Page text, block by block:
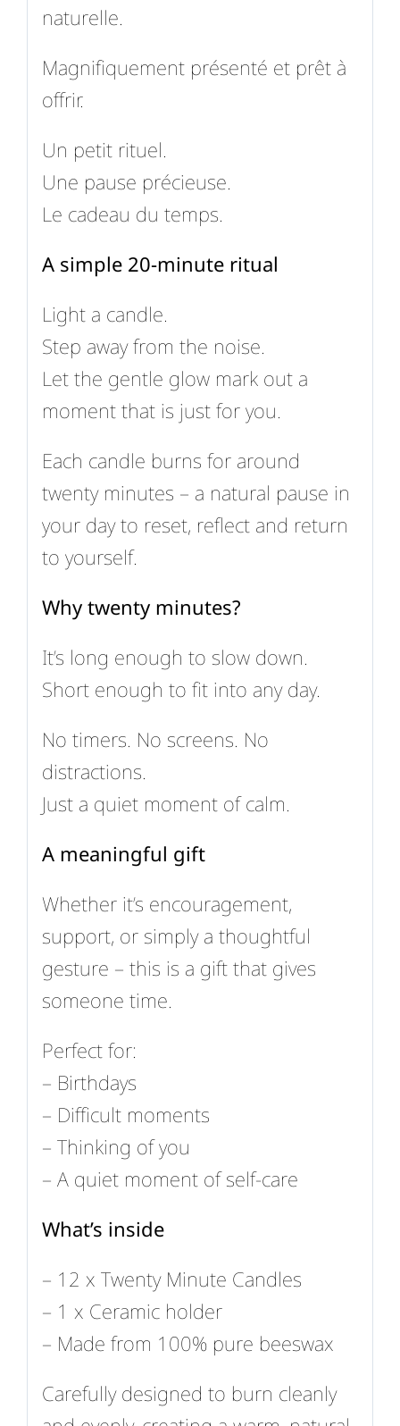
naturelle.
Magnifiquement présenté et prêt à
offrir.
Un petit rituel.
Une pause précieuse.
Le cadeau du temps.
A simple 20-minute ritual
Light a candle.
Step away from the noise.
Let the gentle glow mark out a
moment that is just for you.
Each candle burns for around
twenty minutes – a natural pause in
your day to reset, reflect and return
to yourself.
Why twenty minutes?
It’s long enough to slow down.
Short enough to fit into any day.
No timers. No screens. No
distractions.
Just a quiet moment of calm.
A meaningful gift
Whether it’s encouragement,
support, or simply a thoughtful
gesture – this is a gift that gives
someone time.
Perfect for:
– Birthdays
– Difficult moments
– Thinking of you
– A quiet moment of self-care
What’s inside
– 12 x Twenty Minute Candles
– 1 x Ceramic holder
– Made from 100% pure beeswax
Carefully designed to burn cleanly